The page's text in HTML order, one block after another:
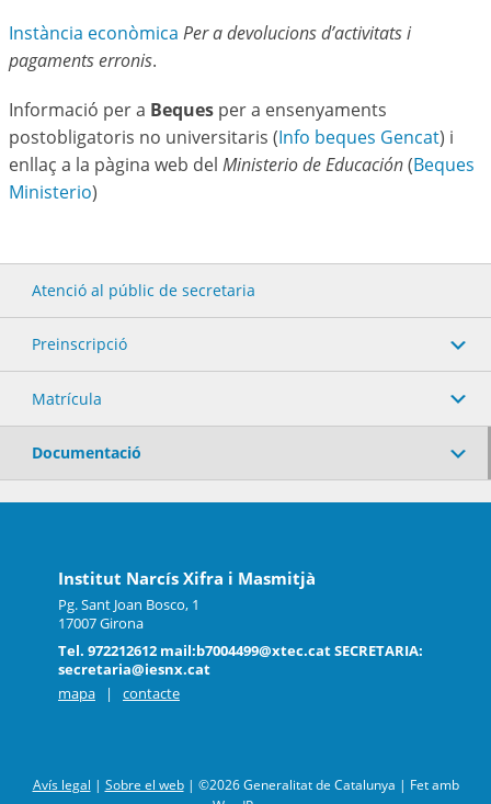
Instància econòmica Per a devolucions d’activitats i
pagaments erronis.
Informació per a Beques per a ensenyaments
postobligatoris no universitaris (Info beques Gencat) i
enllaç a la pàgina web del Ministerio de Educación(Beques
Ministerio)
Atenció al públic de secretaria
Preinscripció
Matrícula
Documentació
Institut Narcís Xifra i Masmitjà
Pg. Sant Joan Bosco, 1
17007 Girona
Tel. 972212612 mail:b7004499@xtec.cat SECRETARIA:
secretaria@iesnx.cat
mapa
| contacte
Avís legal | Sobre el web| ©2026 Generalitat de Catalunya | Fet amb